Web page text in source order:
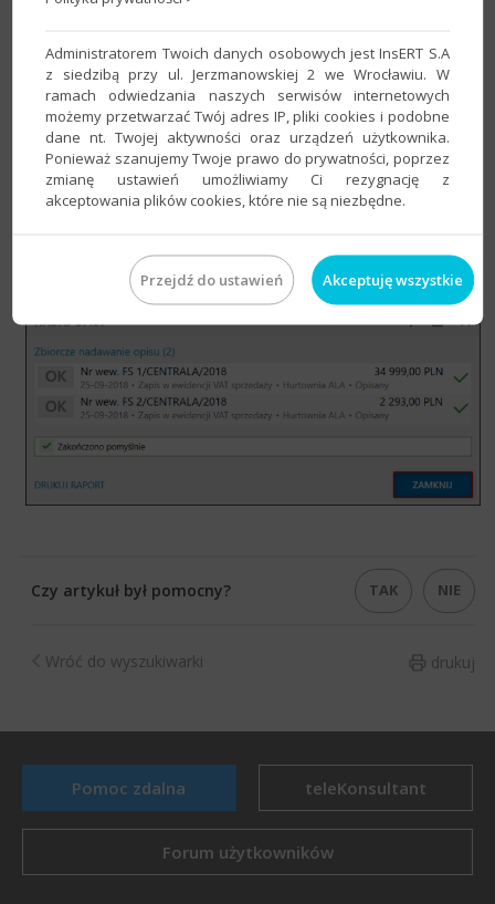
Czy artykuł był pomocny? TAK NIE
drukuj
Wróć do wyszukiwarki
Pomoc zdalna teleKonsultant
Forum użytkowników
Administratorem Twoich danych osobowych jest InsERT S.A
z siedzibą przy ul. Jerzmanowskiej 2 we Wrocławiu. W
ramach odwiedzania naszych serwisów internetowych
możemy przetwarzać Twój adres IP, pliki cookies i podobne
dane nt. Twojej aktywności oraz urządzeń użytkownika.
Ponieważ szanujemy Twoje prawo do prywatności, poprzez
zmianę ustawień umożliwiamy Ci rezygnację z
akceptowania plików cookies, które nie są niezbędne.
Przejdź do ustawień Akceptuję wszystkie